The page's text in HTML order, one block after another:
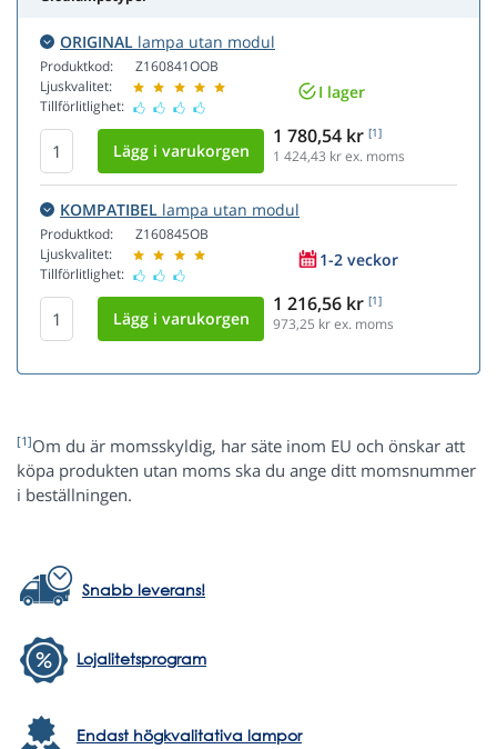
ORIGINAL lampa utan modul
Produktkod:
Ljuskvalitet:
Tillförlitlighet:
Z160841OOB
I lager
1 780,54 kr [1]
1 424,43 kr ex. moms
KOMPATIBEL lampa utan modul
Produktkod:
Ljuskvalitet:
Tillförlitlighet:
Z160845OB
1-2 veckor
1 216,56 kr [1]
973,25 kr ex. moms
[1]Om du är momsskyldig, har säte inom EU och önskar att
köpa produkten utan moms ska du ange ditt momsnummer
i beställningen.
Snabb leverans!
Lojalitetsprogram
Endast högkvalitativa lampor